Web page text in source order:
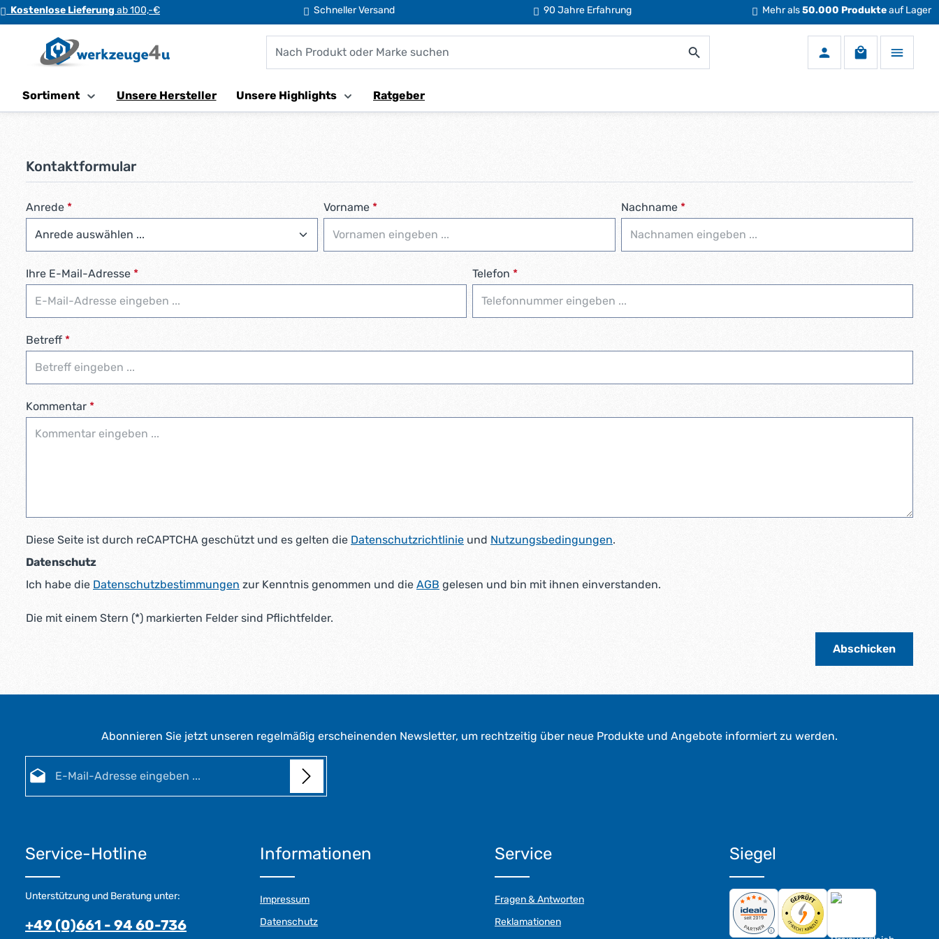
Hauptinhalt springen
Zur Suche springen
Zur Hauptnavigation springen
Kostenlose Lieferung ab 100,-€ Schneller Versand 90 Jahre Erfahrung Mehr als50.000 Produkteauf Lager
Warenkorb
Sortiment Unsere Hersteller Unsere Highlights Ratgeber
Kontaktformular
Anrede * Vorname * Nachname *
Ihre E-Mail-Adresse * Telefon *
Betreff *
Kommentar *
Diese Seite ist durch reCAPTCHA geschützt und es gelten die Datenschutzrichtlinie und Nutzungsbedingungen.
Datenschutz
Ich habe die Datenschutzbestimmungen zur Kenntnis genommen und die AGB gelesen und bin mit ihnen einverstanden.
Die mit einem Stern (*) markierten Felder sind Pflichtfelder.
Abschicken
Abonnieren Sie jetzt unseren regelmäßig erscheinenden Newsletter, um rechtzeitig über neue Produkte und Angebote informiert zu werden.
genommen und dieAGB
gelesen und bin mit ihnen
Service-Hotline
Unterstützung und Beratung unter:
+49 (0)661 - 94 60-736
Informationen
Impressum
Datenschutz
Service
Fragen & Antworten
Reklamationen
Siegel